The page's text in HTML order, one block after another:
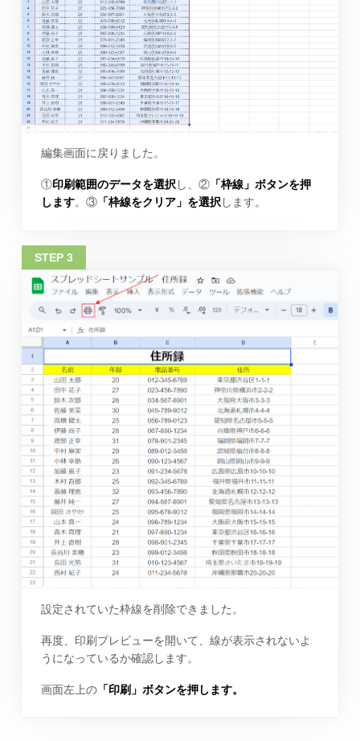
編集画面に戻りました。
①印刷範囲のデータを選択 し、②「枠線」ボタンを押
します。③「枠線をクリア」を選択 します。
設定されていた枠線を削除できました。
再度、印刷プレビューを開いて、線が表示されないよ
うになっているか確認します。
画面左上の「印刷」ボタンを押します。